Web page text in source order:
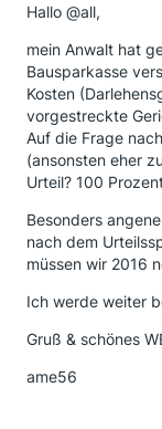
Hallo @all,
mein Anwalt hat
Bausparkasse
Kosten
vorgestreckte
Auf die Frage
(ansonsten eher
Urteil? 100
Besonders
nach dem
müssen wir 2016
Ich werde weiter
Gruß & schönes
ame56